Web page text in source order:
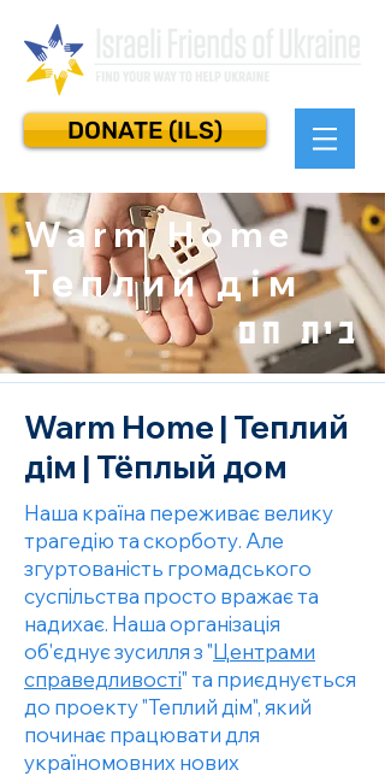
DONATE (ILS)
Warm Home
Теплий дім
בית חם
Warm Home | Теплий
дім | Тёплый дом
Наша країна переживає велику
трагедію та скорботу. Але
згуртованість громадського
суспільства просто вражає та
надихає. Наша організація
об'єднує зусилля з "Центрами
справедливості" та приєднується
до проекту "Теплий дім", який
починає працювати для
україномовних нових